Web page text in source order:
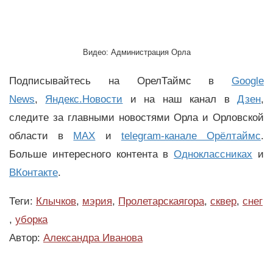
Видео: Администрация Орла
Подписывайтесь на ОрелТаймс в Google
News, Яндекс.Новости и на наш канал вДзен,
следите за главными новостями Орла и Орловской
области в MAX и telegram-канале Орёлтаймс.
Больше интересного контента вОдноклассниках и
ВКонтакте.
Теги: Клычков, мэрия, Пролетарскаягора, сквер, снег
, уборка
Автор: Александра Иванова